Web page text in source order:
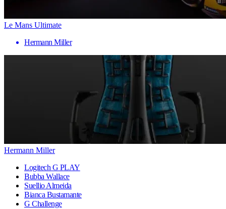
Le Mans Ultimate
Hermann Miller
Hermann Miller
Logitech G PLAY
Bubba Wallace
Suellio Almeida
Bianca Bustamante
G Challenge